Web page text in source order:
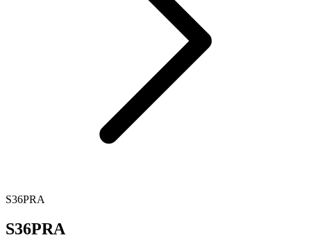
S36PRA
S36PRA